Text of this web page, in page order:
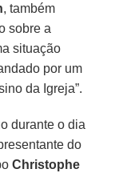
, também
sobre a
situação
por um
da Igreja”.
durante o dia
do
Christophe